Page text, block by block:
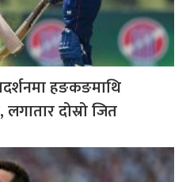
हङकङमाथि
दोस्रो जित